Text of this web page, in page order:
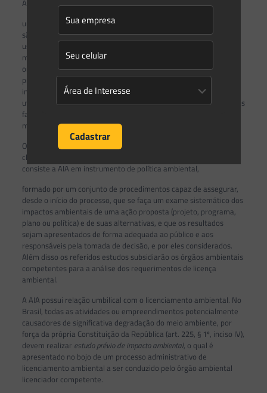
Antunes (2013, p. 85), como:
uma metodologia, ou seja, um estudo sistemático dentro do qual
são definidos certos métodos que são operacionalizados com o
uso de técnicas. Os métodos e as técnicas de AIA são, então,
mecanismos estruturados para coletar, analisar, comparar e
organizar informações e dados sobre impactos ambientais de um
projeto, incluindo os meios de comunicação para apresentar as
informações visuais e escritas. Existem, também, as técnicas
utilizadas na fase de predição para medir as condições futuras dos
fatores e parâmetros ambientais específicos modelos
matemáticos, físicos, análises estatísticas, etc.
Outrossim, oportuna a referência à conceituação disposta ao
clássico
consiste a AIA em instrumento de política ambiental,
formado por um conjunto de procedimentos capaz de assegurar,
desde o início do processo, que se faça um exame sistemático dos
impactos ambientais de uma ação proposta (projeto, programa,
plano ou política) e de suas alternativas, e que os resultados
sejam apresentados de forma adequada ao público e aos
responsáveis pela tomada de decisão, e por eles considerados.
Além disso os referidos estudos subsidiarão os órgãos ambientais
competentes para a análise dos requerimentos de licença
ambiental.
A AIA possui relação umbilical com o licenciamento ambiental. No
Brasil, todas as atividades ou empreendimentos potencialmente
causadores de significativa degradação do meio ambiente, por
força da própria Constituição da República (art. 225, § 1º, inciso IV),
devem realizar estudo prévio de impacto ambiental, o qual é
apresentado no bojo de um processo administrativo de
licenciamento ambiental a ser conduzido pelo órgão ambiental
licenciador competente.